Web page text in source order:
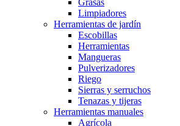
Grasas
Limpiadores
Herramientas de jardín
Escobillas
Herramientas
Mangueras
Pulverizadores
Riego
Sierras y serruchos
Tenazas y tijeras
Herramientas manuales
Agrícola